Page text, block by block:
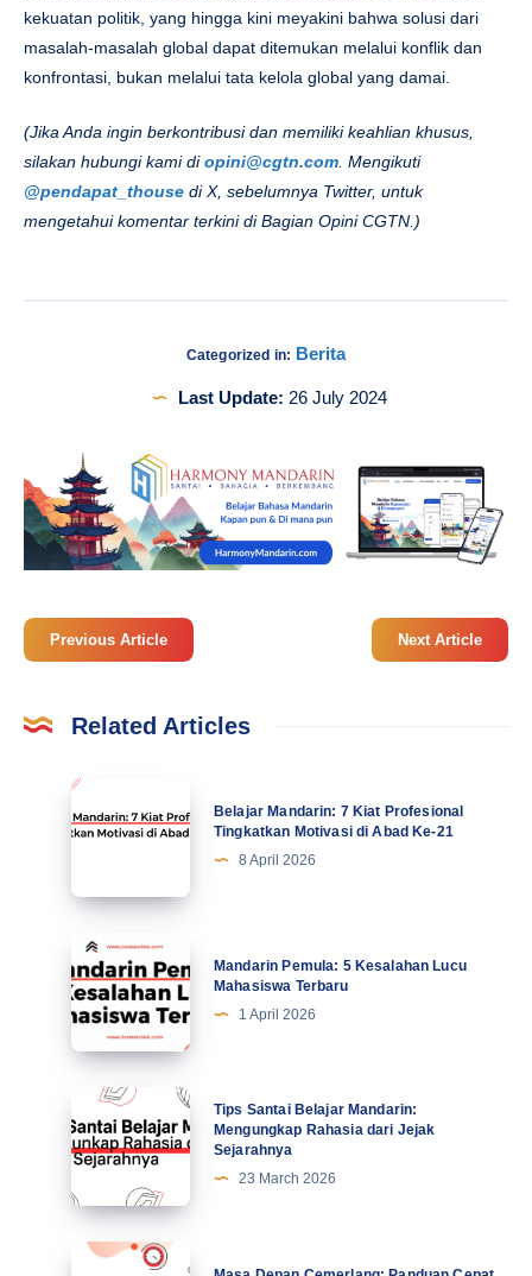
kekuatan politik, yang hingga kini meyakini bahwa solusi dari
masalah-masalah global dapat ditemukan melalui konflik dan
konfrontasi, bukan melalui tata kelola global yang damai.
(Jika Anda ingin berkontribusi dan memiliki keahlian khusus,
silakan hubungi kami diopini@cgtn.com . Mengikuti
@pendapat_thouse di X, sebelumnya Twitter, untuk
mengetahui komentar terkini di Bagian Opini CGTN.)
Categorized in: Berita
Last Update: 26 July 2024
Previous Article Next Article
Related Articles
Belajar
Mandarin:
Profesional
Tingkatkan
Motivasi
di
Abad
Ke-
Belajar Mandarin: 7 Kiat Profesional
Tingkatkan Motivasi di Abad Ke-21
8 April 2026
Mandarin
Pemula:
5
Kesalahan
Lucu
Mahasiswa
Terbaru
Mandarin Pemula: 5 Kesalahan Lucu
Mahasiswa Terbaru
1 April 2026
Tips
Santai
Belajar
Mandarin:
Mengungkap
Rahasia
Tips Santai Belajar Mandarin:
Mengungkap Rahasia dari Jejak
Sejarahnya
23 March 2026
Masa